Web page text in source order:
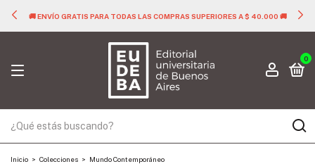
🚚 ENVÍO GRATIS PARA TODAS LAS COMPRAS SUPERIORES A $ 40.000 🚚
0
Inicio > Colecciones > Mundo Contemporáneo